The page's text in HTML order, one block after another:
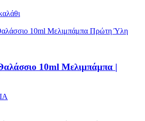
10ml Μελιμπάμπα |